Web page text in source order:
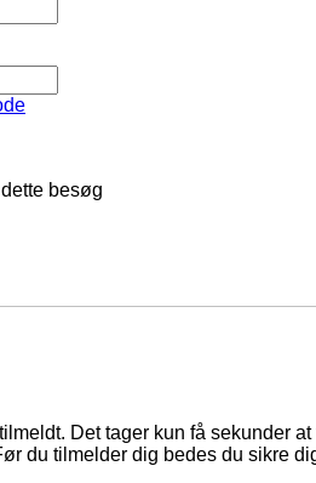
besøg
Det tager kun få sekunder
du tilmelder dig bedes du sikre